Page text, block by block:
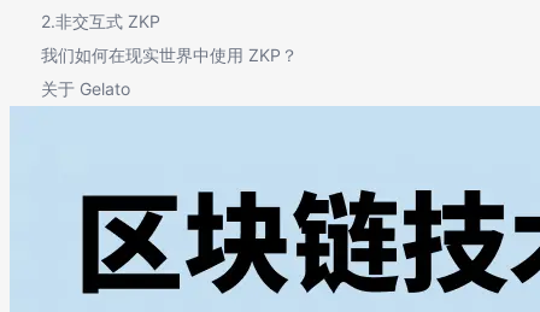
2.非交互式 ZKP
我们如何在现实世界中使用 ZKP？
关于 Gelato